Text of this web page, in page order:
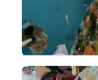
GIỎ TRÁI